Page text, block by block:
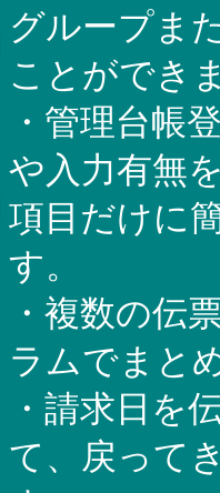
グループま
ことができ
・管理台帳
や入力有無
項目だけに
す。
・複数の伝
ラムでまと
・請求日を
て、戻って